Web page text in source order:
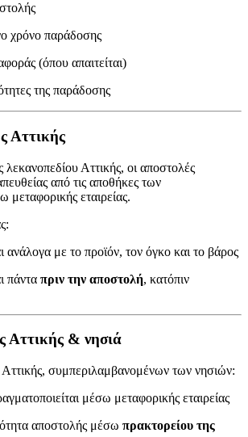
χρόνο παράδοσης
(όπου απαιτείται)
της παράδοσης
Αττικής
λεκανοπεδίου Αττικής, οι αποστολές
από τις αποθήκες των
εταιρείας.
ανάλογα με το προϊόν, τον όγκο και το βάρος
πάντα πριν την αποστολή, κατόπιν
Αττικής & νησιά
Αττικής, συμπεριλαμβανομένων των νησιών:
μέσω μεταφορικής εταιρείας
αποστολής μέσω πρακτορείου της